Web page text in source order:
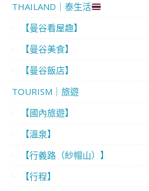
THAILAND｜泰生活
【曼谷看屋趣】
【曼谷美食】
【曼谷飯店】
TOURISM｜旅遊
【國內旅遊】
【溫泉】
【行義路（紗帽山）】
【行程】